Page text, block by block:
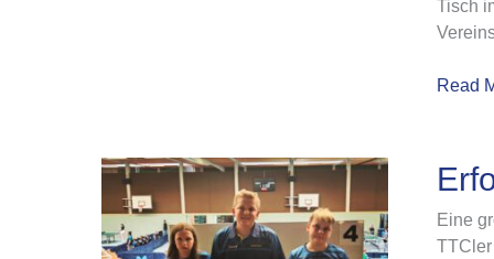
Tisch
Read
Eine
TTC-
Jugend
beim